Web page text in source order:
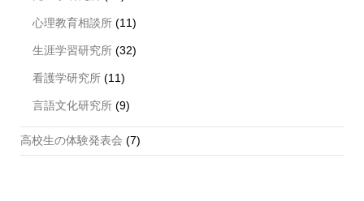
心理教育相談所 (11)
生涯学習研究所 (32)
看護学研究所 (11)
言語文化研究所 (9)
高校生の体験発表会 (7)